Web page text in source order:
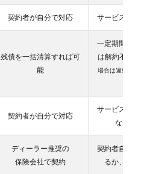
契約者が自分で対応 サービス提供
残債を一括清算すれば可
能
一定期間が経
は解約不可
場合は違約金や
契約者が自分で対応
サービス提供
な条件
ディーラー推奨の
保険会社で契約
契約者自が自
るか、契約